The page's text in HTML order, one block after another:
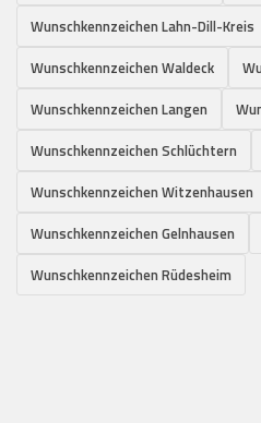
Wunschkennzeichen Lahn-Dill-Kreis
Wunschkennzeichen Waldeck
Wunschkennzeichen Langen
Wunschkennzeichen Schlüchtern
Wunschkennzeichen Witzenhausen
Wunschkennzeichen Gelnhausen
Wunschkennzeichen Rüdesheim